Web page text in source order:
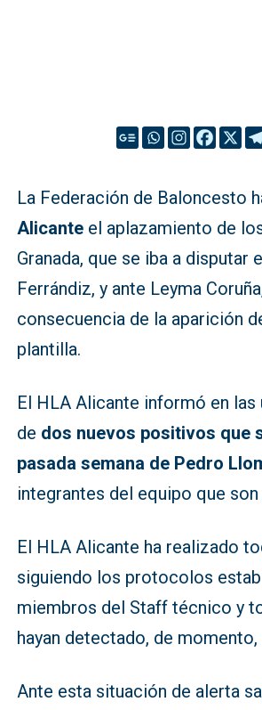
La Federación de Baloncesto
Alicante el aplazamiento de
Granada, que se iba a
Ferrándiz, y ante Leyma
consecuencia de la aparición
plantilla.
El HLA Alicante informó en
de dos nuevos positivos que
pasada semana de Pedro
integrantes del equipo que
El HLA Alicante ha realizado
siguiendo los protocolos
miembros del Staff técnico y
hayan detectado, de
Ante esta situación de alerta